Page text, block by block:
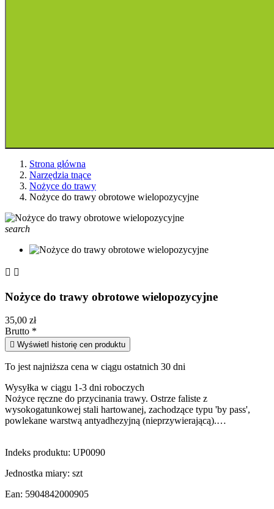
Strona główna
Narzędzia tnące
Nożyce do trawy
Nożyce do trawy obrotowe wielopozycyjne
search
 
Nożyce do trawy obrotowe wielopozycyjne
35,00 zł
Brutto *
 Wyświetl historię cen produktu
To jest najniższa cena w ciągu ostatnich 30 dni
Wysyłka w ciągu 1-3 dni roboczych
Nożyce ręczne do przycinania trawy. Ostrze faliste z
wysokogatunkowej stali hartowanej, zachodzące typu 'by pass',
powlekane warstwą antyadhezyjną (nieprzywierającą).…
Indeks produktu: UP0090
Jednostka miary: szt
Ean: 5904842000905